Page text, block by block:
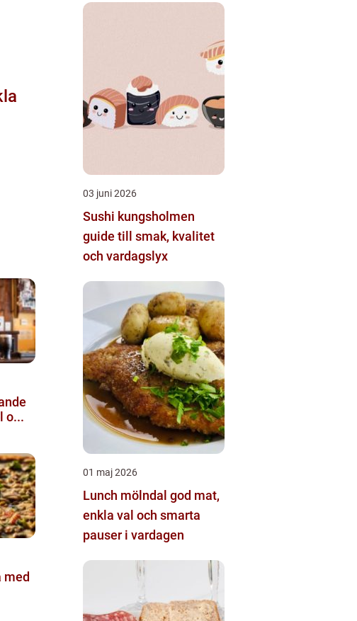
o...
med
03 juni 2026
Sushi kungsholmen
guide till smak, kvalitet
och vardagslyx
01 maj 2026
Lunch mölndal god mat,
enkla val och smarta
pauser i vardagen